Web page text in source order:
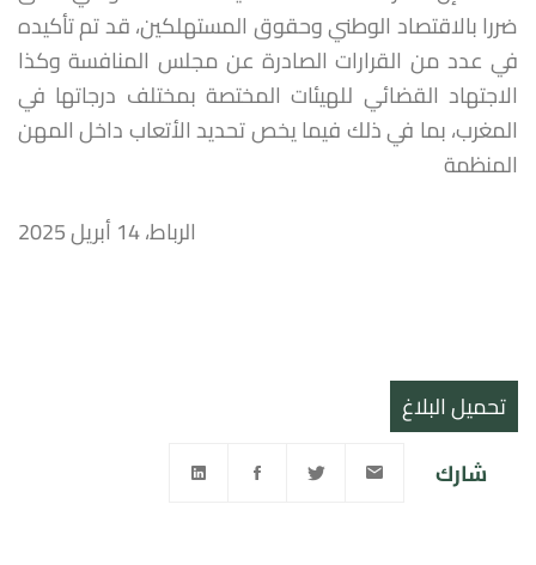
ضررا بالاقتصاد الوطني وحقوق المستهلكين، قد تم تأكيده
في عدد من القرارات الصادرة عن مجلس المنافسة وكذا
الاجتهاد القضائي للهيئات المختصة بمختلف درجاتها في
المغرب، بما في ذلك فيما يخص تحديد الأتعاب داخل المهن
المنظمة
الرباط، 14 أبريل 2025
تحميل البلاغ
شارك